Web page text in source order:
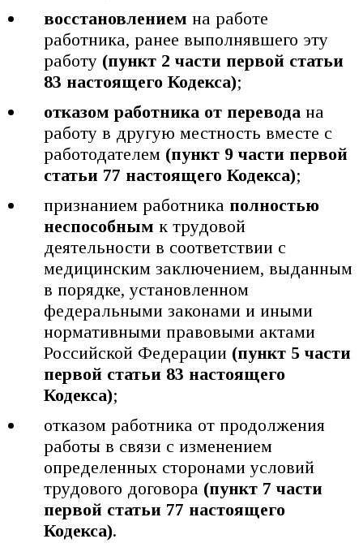
восстановлением на работе
работника, ранее выполнявшего эту
работу (пункт 2 части первой статьи
83 настоящего Кодекса);
отказом работника от перевода на
работу в другую местность вместе с
работодателем (пункт 9 части первой
статьи 77 настоящего Кодекса);
признанием работника полностью
неспособным к трудовой
деятельности в соответствии с
медицинским заключением, выданным
в порядке, установленном
федеральными законами и иными
нормативными правовыми актами
Российской Федерации (пункт 5 части
первой статьи 83 настоящего
Кодекса);
отказом работника от продолжения
работы в связи с изменением
определенных сторонами условий
трудового договора (пункт 7 части
первой статьи 77 настоящего
Кодекса).